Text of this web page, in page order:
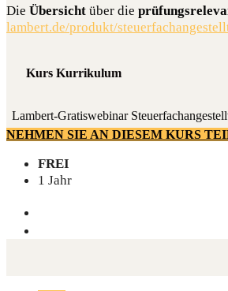
Die Über­sicht über die
lambert.de/produkt/
Kurs Kurrikulum
Lam­bert-Gra­tis­web­i­nar
NEHMEN SIE AN DIESEM KURS
FREI
1 Jahr